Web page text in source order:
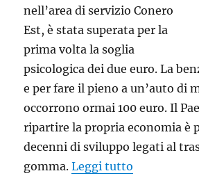
nell’area di servizio Conero
Est, è stata superata per la
prima volta la soglia
psicologica dei due euro. La
e per fare il pieno a un’auto di
occorrono ormai 100 euro. Il
ripartire la propria economia è
decenni di sviluppo legati al
gomma.Leggi tutto